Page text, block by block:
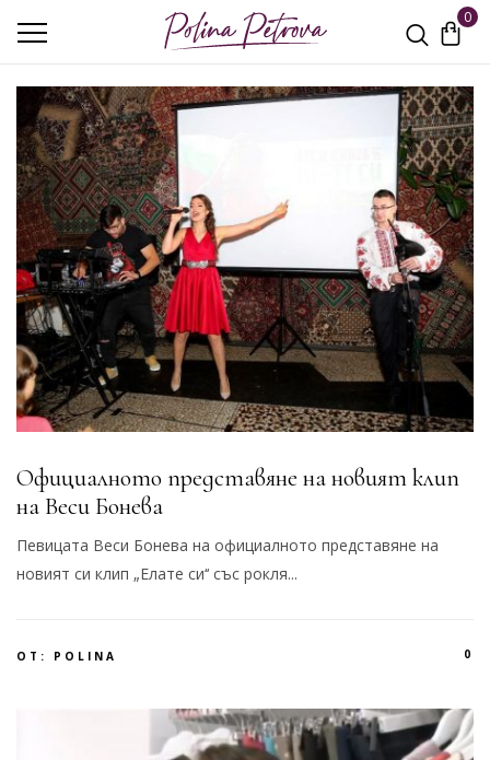
0
Официалното представяне на новият клип
на Веси Бонева
Певицата Веси Бонева на официалното представяне на
новият си клип „Елате си‘‘ със рокля...
ОТ: POLINA 0